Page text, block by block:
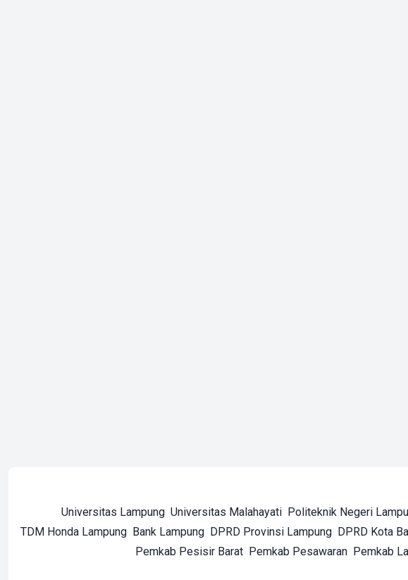
Universitas Lampung Universitas Malahayati Politeknik Negeri
TDM Honda Lampung Bank Lampung DPRD Provinsi Lampung DPRD Kota
Pemkab Pesisir Barat Pemkab Pesawaran Pemkab